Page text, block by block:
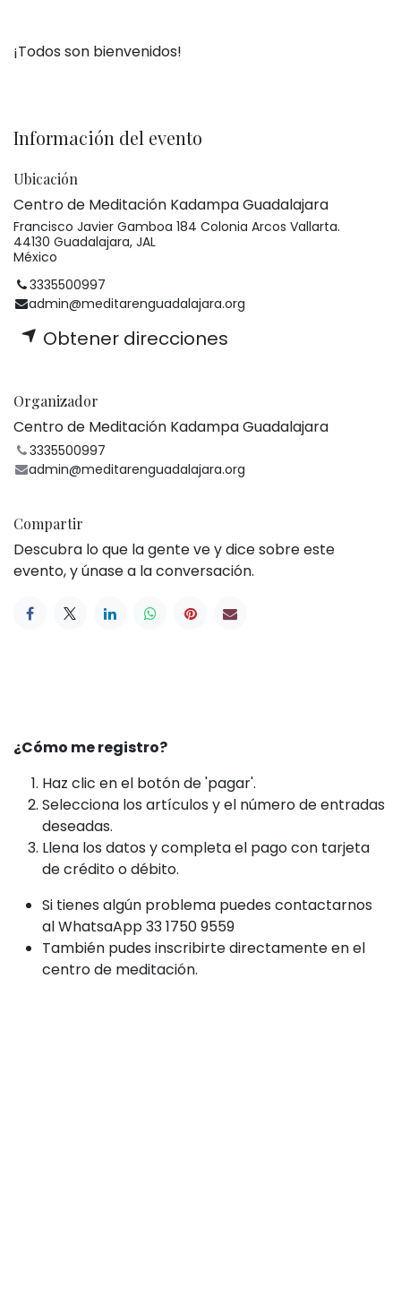
¡Todos son bienvenidos!
Información del evento
Ubicación
Centro de Meditación Kadampa Guadalajara
Francisco Javier Gamboa 184 Colonia Arcos Vallarta.
44130 Guadalajara, JAL
México
3335500997
admin@meditarenguadalajara.org
Obtener direcciones
Organizador
Centro de Meditación Kadampa Guadalajara
3335500997
admin@meditarenguadalajara.org
Compartir
Descubra lo que la gente ve y dice sobre este
evento, y únase a la conversación.
¿Cómo me registro?
Haz clic en el botón de 'pagar'.
Selecciona los artículos y el número de entradas
deseadas.
Llena los datos y completa el pago con tarjeta
de crédito o débito.
Si tienes algún problema puedes contactarnos
al WhatsaApp 33 1750 9559
También pudes inscribirte directamente en el
centro de meditación.